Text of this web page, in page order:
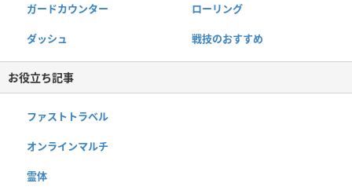
ガードカウンター ローリング
ダッシュ 戦技のおすすめ
お役立ち記事
ファストトラベル
オンラインマルチ
霊体